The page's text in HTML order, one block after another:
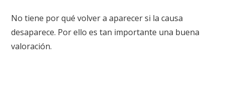
No tiene por qué volver a aparecer si la causa
desaparece. Por ello es tan importante una buena
valoración.